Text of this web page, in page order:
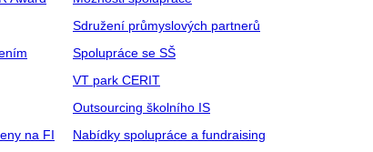
na FI
Sdružení průmyslových partnerů
Spolupráce se SŠ
VT park CERIT
Outsourcing školního IS
Nabídky spolupráce a fundraising